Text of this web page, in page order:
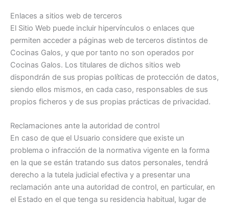
Enlaces a sitios web de terceros
El Sitio Web puede incluir hipervínculos o enlaces que
permiten acceder a páginas web de terceros distintos de
Cocinas Galos, y que por tanto no son operados por
Cocinas Galos. Los titulares de dichos sitios web
dispondrán de sus propias políticas de protección de datos,
siendo ellos mismos, en cada caso, responsables de sus
propios ficheros y de sus propias prácticas de privacidad.
Reclamaciones ante la autoridad de control
En caso de que el Usuario considere que existe un
problema o infracción de la normativa vigente en la forma
en la que se están tratando sus datos personales, tendrá
derecho a la tutela judicial efectiva y a presentar una
reclamación ante una autoridad de control, en particular, en
el Estado en el que tenga su residencia habitual, lugar de